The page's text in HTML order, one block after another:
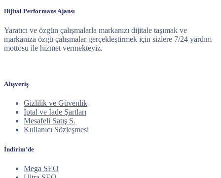
Dijital Performans Ajansı
Yaratıcı ve özgün çalışmalarla markanızı dijitale taşımak ve
markanıza özgü çalışmalar gerçekleştirmek için sizlere 7/24 yardım
mottosu ile hizmet vermekteyiz.
Alışveriş
Gizlilik ve Güvenlik
İptal ve İade Şartları
Mesafeli Satış S.
Kullanıcı Sözleşmesi
İndirim’de
Mega SEO